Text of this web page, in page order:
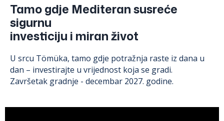
Tamo gdje Mediteran susreće
sigurnu
investiciju i miran život
U srcu Tömüka, tamo gdje potražnja raste iz dana u
dan – investirajte u vrijednost koja se gradi.
Završetak gradnje - decembar 2027. godine.